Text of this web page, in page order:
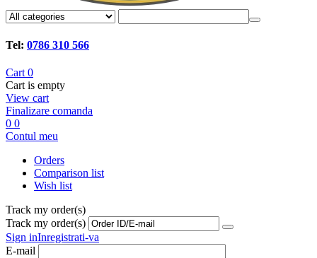
Tel: 0786 310 566
Cart 0
Cart is empty
View cart
Finalizare comanda
0 0
Contul meu
Orders
Comparison list
Wish list
Track my order(s)
Track my order(s)
Sign inInregistrati-va
E-mail